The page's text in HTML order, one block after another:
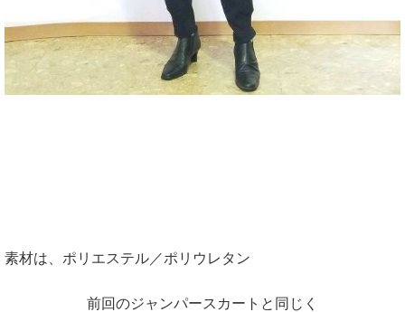
素材は、ポリエステル／ポリウレタン
前回のジャンパースカートと同じく